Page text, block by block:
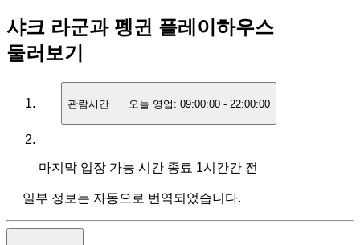
샤크 라군과 펭귄 플레이하우스
둘러보기
관람시간 오늘 영업: 09:00:00 - 22:00:00
마지막 입장 가능 시간 종료 1시간간 전
일부 정보는 자동으로 번역되었습니다.